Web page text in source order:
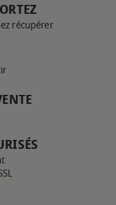
récupérer